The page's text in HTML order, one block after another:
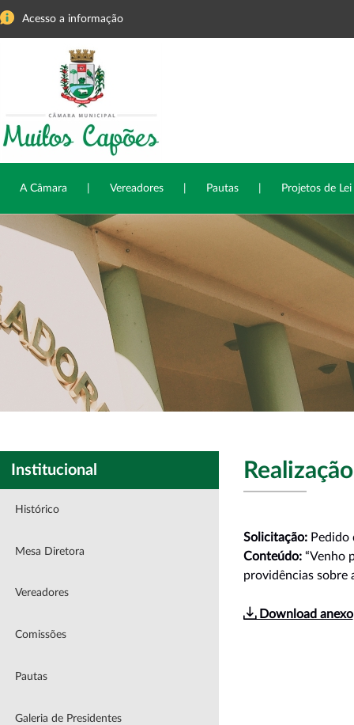
Acesso a informação
A Câmara Vereadores Pautas Projetos de Lei
Institucional
Histórico
Mesa Diretora
Vereadores
Comissões
Pautas
Galeria de Presidentes
Realização
Solicitação: Pedido
Conteúdo: “Venho
providências sobre
Download anexo